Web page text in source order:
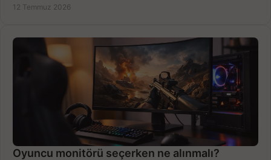
12 Temmuz 2026
Oyuncu monitörü seçerken ne alınmalı?